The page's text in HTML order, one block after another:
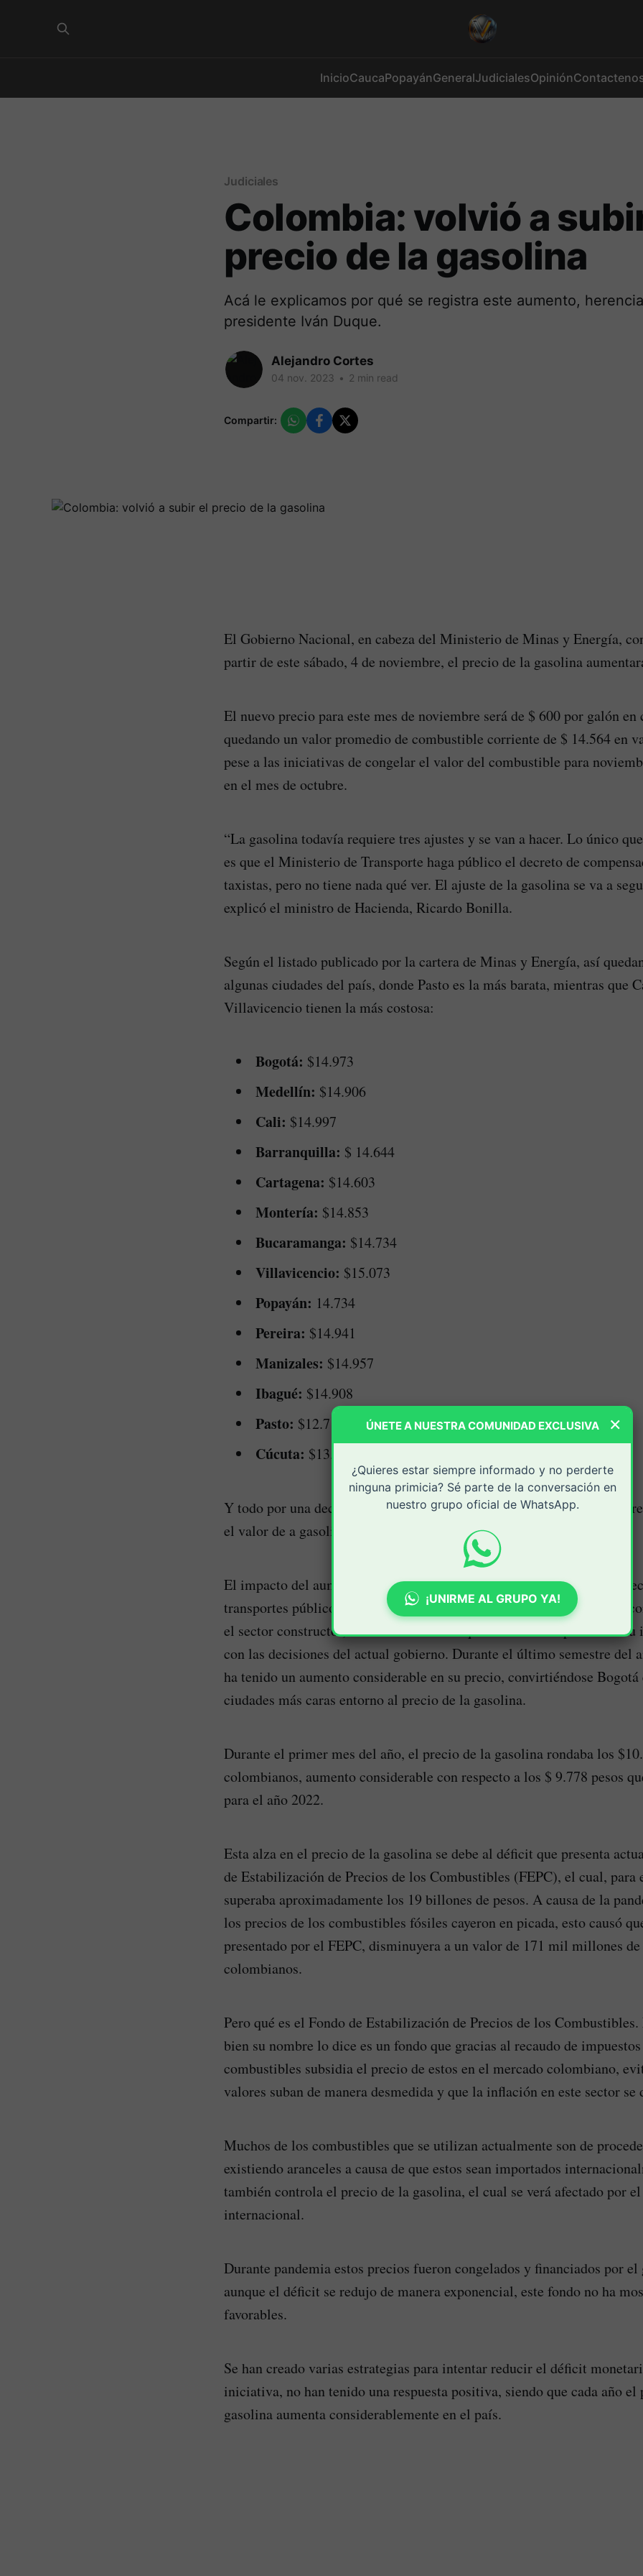
InicioCaucaPopayánGeneralJudicialesOpinión
Judiciales
Colombia: volvió a
precio de la gasolina
Acá le explicamos por qué se registra este aumento,
presidente Iván Duque.
Alejandro Cortes
04 nov. 2023 • 2 min read
Compartir:
El Gobierno Nacional, en cabeza del Ministerio de Minas y Energía,
partir de este sábado, 4 de noviembre, el precio de la gasolina
El nuevo precio para este mes de noviembre será de $ 600 por galón en
quedando un valor promedio de combustible corriente de $ 14.564 en
pese a las iniciativas de congelar el valor del combustible para
en el mes de octubre.
“La gasolina todavía requiere tres ajustes y se van a hacer. Lo único
es que el Ministerio de Transporte haga público el decreto de
taxistas, pero no tiene nada qué ver. El ajuste de la gasolina se va a
explicó el ministro de Hacienda, Ricardo Bonilla.
Según el listado publicado por la cartera de Minas y Energía, así
algunas ciudades del país, donde Pasto es la más barata, mientras que
Villavicencio tienen la más costosa:
Bogotá: $14.973
Medellín: $14.906
Cali: $14.997
Barranquilla: $ 14.644
Cartagena: $14.603
Montería: $14.853
Bucaramanga: $14.734
Villavicencio: $15.073
Popayán: 14.734
Pereira: $14.941
Manizales: $14.957
Ibagué: $14.908
Pasto: $12.716
Cúcuta: $13.025
Y todo por una decisión del ex presidente Iván Duque es que ahora se
el valor de a gasolina.
El impacto del aumento en el precio de la gasolina afectó a distintos
transportes públicos y privados, taxistas, conductores de plataformas
el sector constructor, entre muchos otros que actualmente presentan
con las decisiones del actual gobierno. Durante el último semestre del
ha tenido un aumento considerable en su precio, convirtiéndose Bogotá
ciudades más caras entorno al precio de la gasolina.
Durante el primer mes del año, el precio de la gasolina rondaba los
colombianos, aumento considerable con respecto a los $ 9.778 pesos
para el año 2022.
Esta alza en el precio de la gasolina se debe al déficit que presenta
de Estabilización de Precios de los Combustibles (FEPC), el cual, para
superaba aproximadamente los 19 billones de pesos. A causa de la
los precios de los combustibles fósiles cayeron en picada, esto causó
presentado por el FEPC, disminuyera a un valor de 171 mil millones de
colombianos.
Pero qué es el Fondo de Estabilización de Precios de los
bien su nombre lo dice es un fondo que gracias al recaudo de
combustibles subsidia el precio de estos en el mercado colombiano,
valores suban de manera desmedida y que la inflación en este sector se
Muchos de los combustibles que se utilizan actualmente son de
existiendo aranceles a causa de que estos sean importados
también controla el precio de la gasolina, el cual se verá afectado por
internacional.
Durante pandemia estos precios fueron congelados y financiados por
aunque el déficit se redujo de manera exponencial, este fondo no ha
favorables.
Se han creado varias estrategias para intentar reducir el déficit
iniciativa, no han tenido una respuesta positiva, siendo que cada año el
gasolina aumenta considerablemente en el país.
×
ÚNETE A NUESTRA COMUNIDAD EXCLUSIVA
¿Quieres estar siempre informado y no perderte
ninguna primicia? Sé parte de la conversación en
nuestro grupo oficial de WhatsApp.
¡UNIRME AL GRUPO YA!